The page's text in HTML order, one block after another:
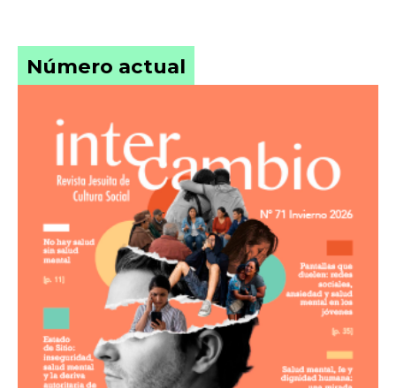
Número actual